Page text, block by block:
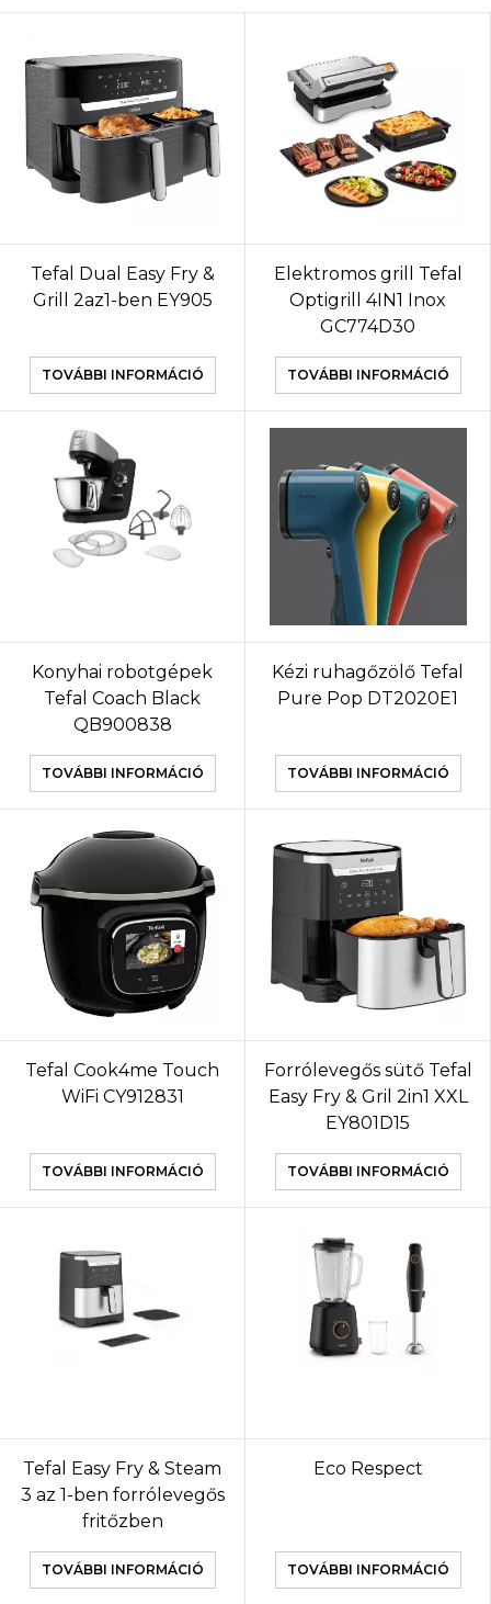
Tefal Dual Easy Fry &
Grill 2az1-ben EY905
TOVÁBBI INFORMÁCIÓ
Elektromos grill Tefal
Optigrill 4IN1 Inox
GC774D30
TOVÁBBI INFORMÁCIÓ
Konyhai robotgépek
Tefal Coach Black
QB900838
TOVÁBBI INFORMÁCIÓ
Kézi ruhagőzölő Tefal
Pure Pop DT2020E1
TOVÁBBI INFORMÁCIÓ
Tefal Cook4me Touch
WiFi CY912831
TOVÁBBI INFORMÁCIÓ
Forrólevegős sütő Tefal
Easy Fry & Gril 2in1 XXL
EY801D15
TOVÁBBI INFORMÁCIÓ
Tefal Easy Fry & Steam
3 az 1-ben forrólevegős
fritőzben
TOVÁBBI INFORMÁCIÓ
Eco Respect
TOVÁBBI INFORMÁCIÓ